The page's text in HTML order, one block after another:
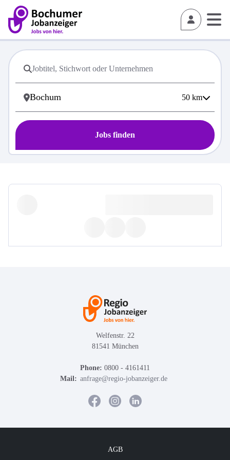
50 km
Jobs finden
Welfenstr. 22
81541 München
Phone: 0800 - 4161411
Mail: anfrage@regio-jobanzeiger.de
AGB